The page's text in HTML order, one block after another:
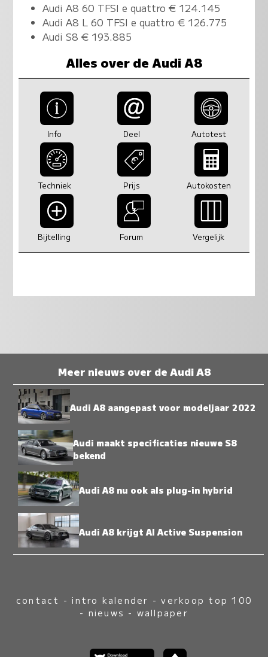
Audi A8 60 TFSI e quattro € 124.145
Audi A8 L 60 TFSI e quattro € 126.775
Audi S8 € 193.885
Alles over de Audi A8
Info Deel Autotest
Techniek Prijs Autokosten
Bijtelling Forum Vergelijk
Meer nieuws over de Audi A8
Audi A8 aangepast voor modeljaar 2022
Audi maakt specificaties nieuwe S8
bekend
Audi A8 nu ook als plug-in hybrid
Audi A8 krijgt AI Active Suspension
contact -intro kalender -verkoop top 100
- nieuws - wallpaper